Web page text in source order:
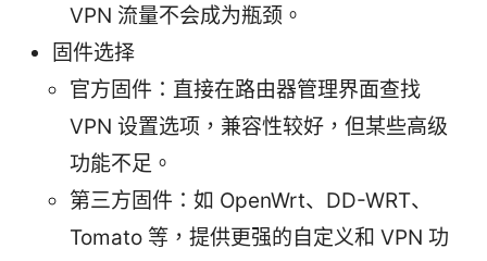
VPN 流量不会成为瓶颈。
固件选择
官方固件：直接在路由器管理界面查找
VPN 设置选项，兼容性较好，但某些高级
功能不足。
第三方固件：如 OpenWrt、DD-WRT、
Tomato 等，提供更强的自定义和 VPN 功